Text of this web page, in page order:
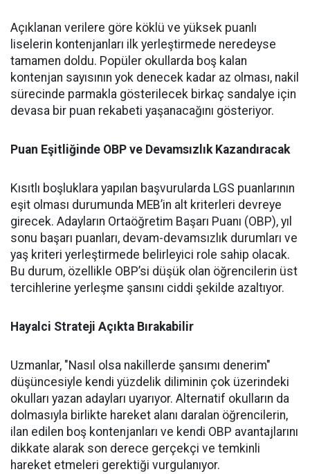
Açıklanan verilere göre köklü ve yüksek puanlı
liselerin kontenjanları ilk yerleştirmede neredeyse
tamamen doldu. Popüler okullarda boş kalan
kontenjan sayısının yok denecek kadar az olması, nakil
sürecinde parmakla gösterilecek birkaç sandalye için
devasa bir puan rekabeti yaşanacağını gösteriyor.
Puan Eşitliğinde OBP ve Devamsızlık Kazandıracak
Kısıtlı boşluklara yapılan başvurularda LGS puanlarının
eşit olması durumunda MEB’in alt kriterleri devreye
girecek. Adayların Ortaöğretim Başarı Puanı (OBP), yıl
sonu başarı puanları, devam-devamsızlık durumları ve
yaş kriteri yerleştirmede belirleyici role sahip olacak.
Bu durum, özellikle OBP’si düşük olan öğrencilerin üst
tercihlerine yerleşme şansını ciddi şekilde azaltıyor.
Hayalci Strateji Açıkta Bırakabilir
Uzmanlar, "Nasıl olsa nakillerde şansımı denerim"
düşüncesiyle kendi yüzdelik diliminin çok üzerindeki
okulları yazan adayları uyarıyor. Alternatif okulların da
dolmasıyla birlikte hareket alanı daralan öğrencilerin,
ilan edilen boş kontenjanları ve kendi OBP avantajlarını
dikkate alarak son derece gerçekçi ve temkinli
hareket etmeleri gerektiği vurgulanıyor.